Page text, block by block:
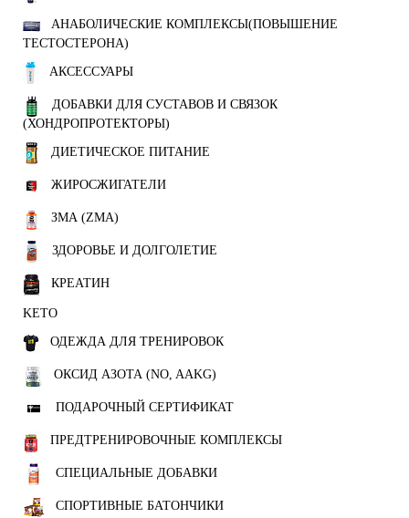
АНАБОЛИЧЕСКИЕ КОМПЛЕКСЫ(ПОВЫШЕНИЕ
ТЕСТОСТЕРОНА)
АКСЕССУАРЫ
ДОБАВКИ ДЛЯ СУСТАВОВ И СВЯЗОК
(ХОНДРОПРОТЕКТОРЫ)
ДИЕТИЧЕСКОЕ ПИТАНИЕ
ЖИРОСЖИГАТЕЛИ
ЗМА (ZMA)
ЗДОРОВЬЕ И ДОЛГОЛЕТИЕ
КРЕАТИН
KETO
ОДЕЖДА ДЛЯ ТРЕНИРОВОК
ОКСИД АЗОТА (NO, AAKG)
ПОДАРОЧНЫЙ СЕРТИФИКАТ
ПРЕДТРЕНИРОВОЧНЫЕ КОМПЛЕКСЫ
СПЕЦИАЛЬНЫЕ ДОБАВКИ
СПОРТИВНЫЕ БАТОНЧИКИ